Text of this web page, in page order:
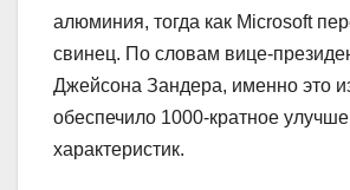
алюминия, тогда как Microsoft
свинец. По словам вице-
Джейсона Зандера, именно это
обеспечило 1000-кратное
характеристик.